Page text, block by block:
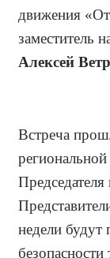
движения
заместитель
Алексей
Встреча
недели будут